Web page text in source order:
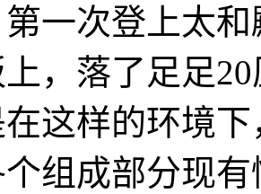
一次登上太
，落了足足
这样的环境
组成部分现